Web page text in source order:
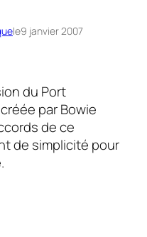
le9 janvier 2007
du Port
par Bowie
de ce
de simplicité pour